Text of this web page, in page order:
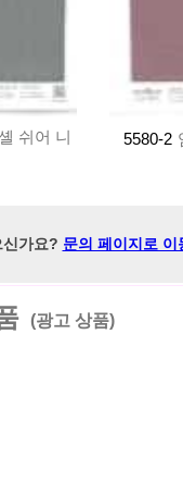
쉬어 니
5580-2
가요? 문의 페이지로 이
(광고 상품)